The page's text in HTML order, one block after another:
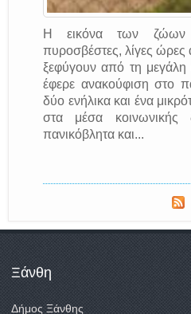
Η εικόνα των ζώων
πυροσβέστες, λίγες ώρες
ξεφύγουν από τη μεγάλη
έφερε ανακούφιση στο
δύο ενήλικα και ένα
στα μέσα κοινωνικής
πανικόβλητα και...
Ξάνθη
Δήμος Ξάνθης